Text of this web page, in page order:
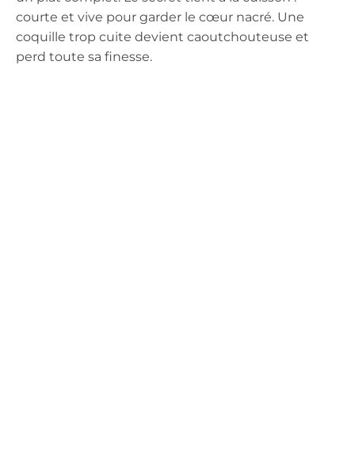
courte et vive pour garder le cœur nacré. Une
coquille trop cuite devient caoutchouteuse et
perd toute sa finesse.